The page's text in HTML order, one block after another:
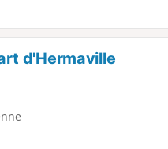
d'Hermaville